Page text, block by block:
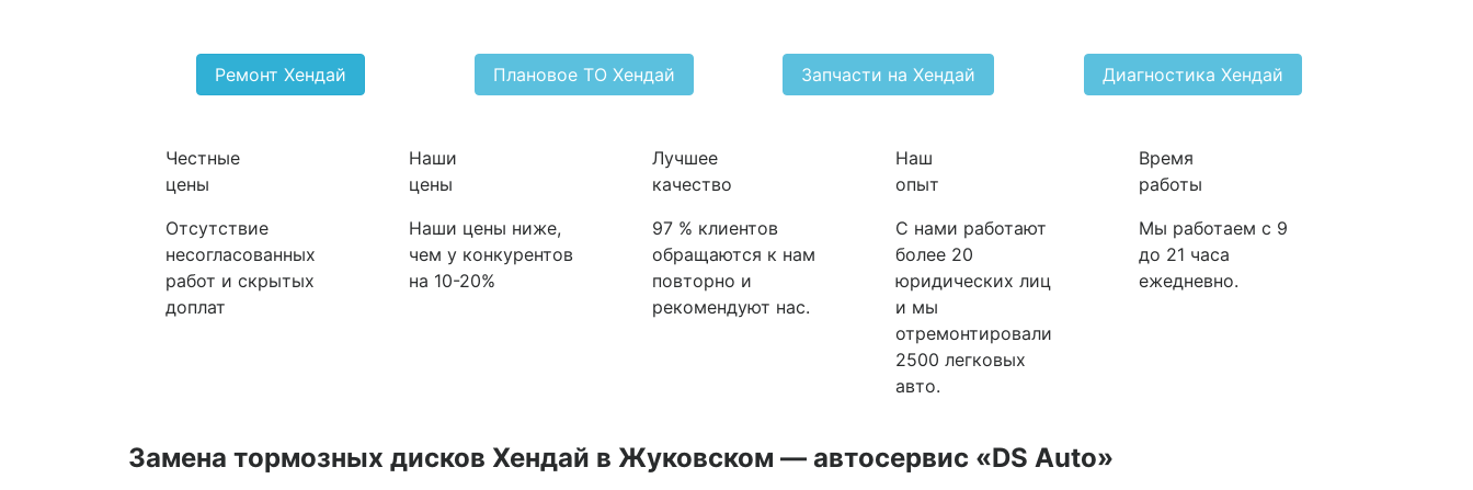
Ремонт Хендай Плановое ТО Хендай Запчасти на Хендай Диагностика Хендай
Честные
цены
Отсутствие
несогласованных
работ и скрытых
доплат
Наши
цены
Наши цены ниже,
чем у конкурентов
на 10-20%
Лучшее
качество
97 % клиентов
обращаются к нам
повторно и
рекомендуют нас.
Наш
опыт
С нами работают
более 20
юридических лиц
и мы
отремонтировали
2500 легковых
авто.
Время
работы
Мы работаем с 9
до 21 часа
ежедневно.
Замена тормозных дисков Хендай в Жуковском — автосервис «DS Auto»